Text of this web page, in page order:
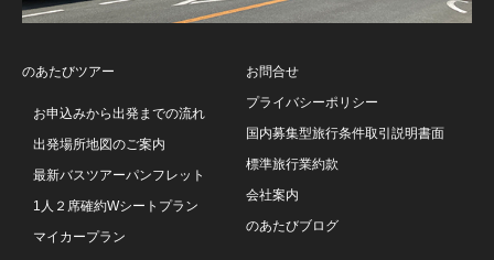
のあたびツアー
お申込みから出発までの流れ
出発場所地図のご案内
最新バスツアーパンフレット
1人２席確約Wシートプラン
マイカープラン
お問合せ
プライバシーポリシー
国内募集型旅行条件取引説明書面
標準旅行業約款
会社案内
のあたびブログ